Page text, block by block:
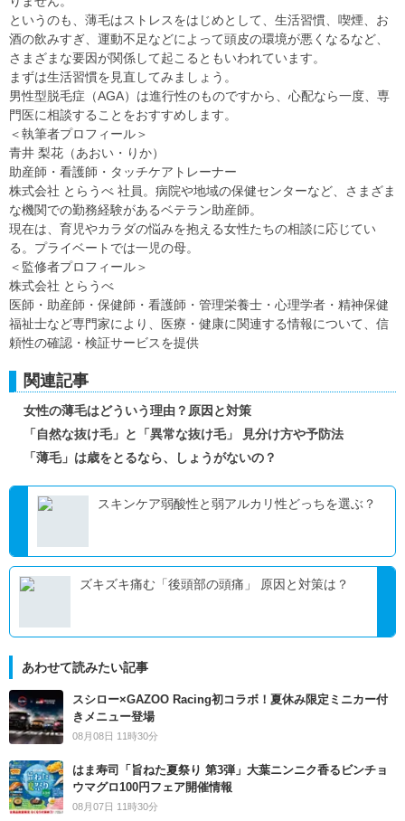
というのも、薄毛はストレスをはじめとして、生活習慣、喫煙、お
酒の飲みすぎ、運動不足などによって頭皮の環境が悪くなるなど、
さまざまな要因が関係して起こるともいわれています。
まずは生活習慣を見直してみましょう。
男性型脱毛症（AGA）は進行性のものですから、心配なら一度、専
門医に相談することをおすすめします。
＜執筆者プロフィール＞
青井 梨花（あおい・りか）
助産師・看護師・タッチケアトレーナー
株式会社 とらうべ 社員。病院や地域の保健センターなど、さまざま
な機関での勤務経験があるベテラン助産師。
現在は、育児やカラダの悩みを抱える女性たちの相談に応じてい
る。プライベートでは一児の母。
＜監修者プロフィール＞
株式会社 とらうべ
医師・助産師・保健師・看護師・管理栄養士・心理学者・精神保健
福祉士など専門家により、医療・健康に関連する情報について、信
頼性の確認・検証サービスを提供
関連記事
女性の薄毛はどういう理由？原因と対策
「自然な抜け毛」と「異常な抜け毛」 見分け方や予防法
「薄毛」は歳をとるなら、しょうがないの？
スキンケア弱酸性と弱アルカリ性どっちを選ぶ？
ズキズキ痛む「後頭部の頭痛」 原因と対策は？
あわせて読みたい記事
スシロー×GAZOO Racing初コラボ！夏休み限定ミニカー付
きメニュー登場
08月08日 11時30分
はま寿司「旨ねた夏祭り 第3弾」大葉ニンニク香るビンチョ
ウマグロ100円フェア開催情報
08月07日 11時30分